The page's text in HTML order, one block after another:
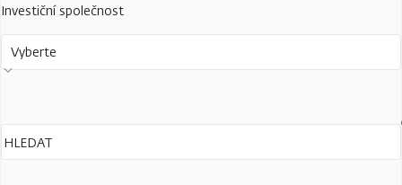
Investiční společnost
Vyberte